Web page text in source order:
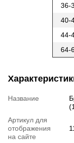
36-
40-
44-
64-
Название
Артикул для
отображения
на сайте